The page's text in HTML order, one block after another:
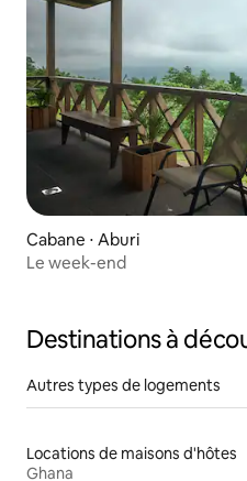
Cabane ⋅ Aburi
Le week-end
Destinations à
Autres types de logements
Locations de maisons d'hôtes
Ghana